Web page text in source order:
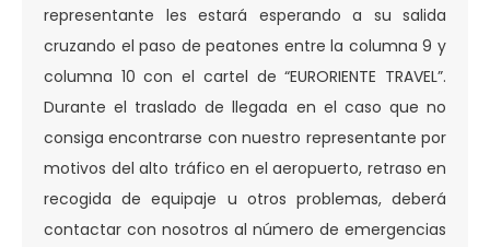
representante les estará esperando a su salida
cruzando el paso de peatones entre la columna 9 y
columna 10 con el cartel de “EURORIENTE TRAVEL”.
Durante el traslado de llegada en el caso que no
consiga encontrarse con nuestro representante por
motivos del alto tráfico en el aeropuerto, retraso en
recogida de equipaje u otros problemas, deberá
contactar con nosotros al número de emergencias